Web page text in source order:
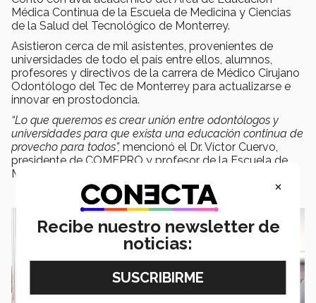
Médica Continua de la Escuela de Medicina y Ciencias
de la Salud del Tecnológico de Monterrey.
Asistieron cerca de mil asistentes, provenientes de
universidades de todo el país entre ellos, alumnos,
profesores y directivos de la carrera de Médico Cirujano
Odontólogo del Tec de Monterrey para actualizarse e
innovar en prostodoncia.
“Lo que queremos es crear unión entre odontólogos y
universidades para que exista una educación continua de
provecho para todos”, mencionó el Dr. Víctor Cuervo,
presidente de COMEPRO y profesor de la Escuela de
Medicina y Ciencias de la Salud del Tec.
×
Recibe nuestro newsletter de
noticias: